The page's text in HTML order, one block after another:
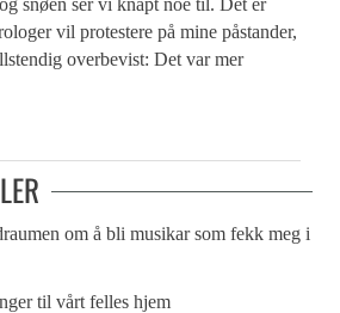
vil protestere på mine påstander,
overbevist: Det var mer
om å bli musikar som fekk meg i
til vårt felles hjem